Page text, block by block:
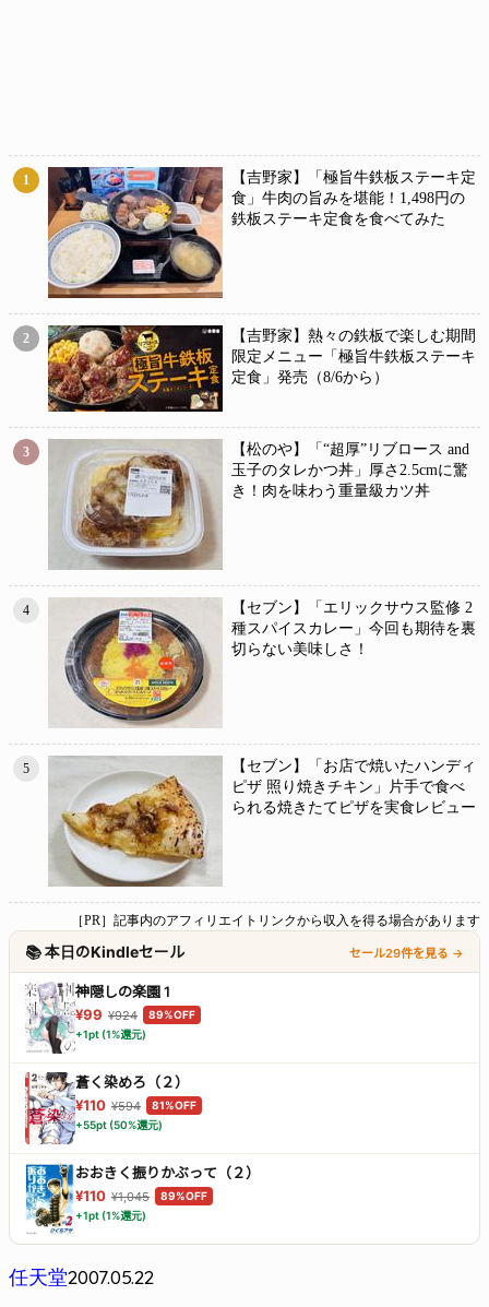
1
【吉野家】「極旨牛鉄板ステーキ定
食」牛肉の旨みを堪能！1,498円の
鉄板ステーキ定食を食べてみた
2
【吉野家】熱々の鉄板で楽しむ期間
限定メニュー「極旨牛鉄板ステーキ
定食」発売（8/6から）
3
【松のや】「“超厚”リブロース and
玉子のタレかつ丼」厚さ2.5cmに驚
き！肉を味わう重量級カツ丼
4
【セブン】「エリックサウス監修 2
種スパイスカレー」今回も期待を裏
切らない美味しさ！
5
【セブン】「お店で焼いたハンディ
ピザ 照り焼きチキン」片手で食べ
られる焼きたてピザを実食レビュー
［PR］記事内のアフィリエイトリンクから収入を得る場合があります
📚 本日のKindleセール セール29件を見る →
神隠しの楽園 1
¥99 ¥924
89%OFF
+1pt (1%還元)
蒼く染めろ（２）
¥110 ¥594
81%OFF
+55pt (50%還元)
おおきく振りかぶって（２）
¥110 ¥1,045
89%OFF
+1pt (1%還元)
任天堂2007.05.22